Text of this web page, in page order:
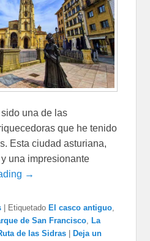
una de las
que he tenido
Esta ciudad asturiana,
y una impresionante
→
Etiquetado El casco antiguo,
de San Francisco, La
de las Sidras
Deja un